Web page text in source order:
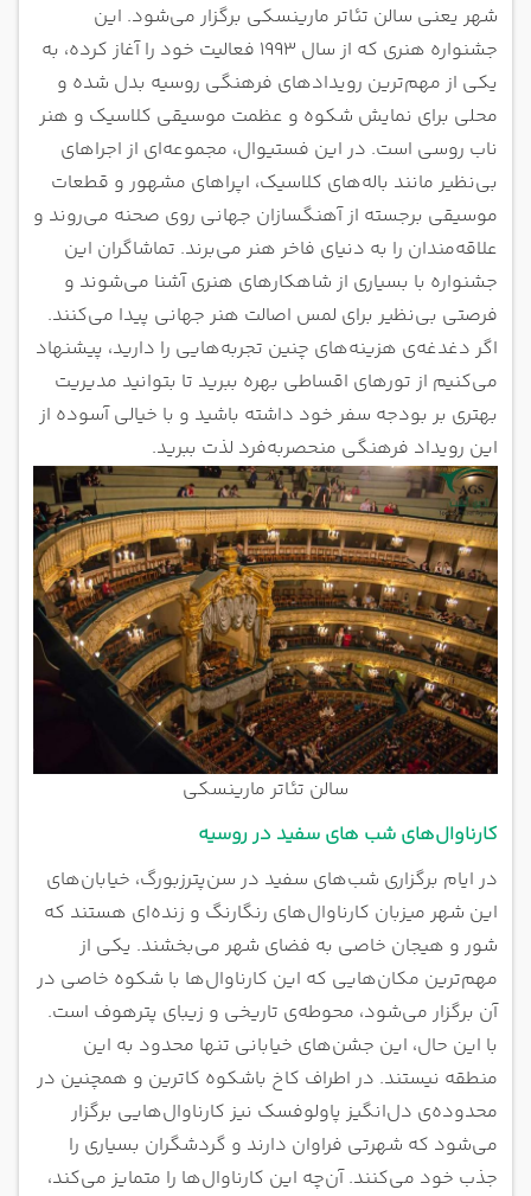
شهر یعنی سالن تئاتر مارینسکی برگزار می‌شود. این
جشنواره هنری که از سال ۱۹۹۳ فعالیت خود را آغاز کرده، به
یکی از مهم‌ترین رویدادهای فرهنگی روسیه بدل شده و
محلی برای نمایش شکوه و عظمت موسیقی کلاسیک و هنر
ناب روسی است. در این فستیوال، مجموعه‌ای از اجراهای
بی‌نظیر مانند باله‌های کلاسیک، اپراهای مشهور و قطعات
موسیقی برجسته از آهنگسازان جهانی روی صحنه می‌روند و
علاقه‌مندان را به دنیای فاخر هنر می‌برند. تماشاگران این
جشنواره با بسیاری از شاهکارهای هنری آشنا می‌شوند و
فرصتی بی‌نظیر برای لمس اصالت هنر جهانی پیدا می‌کنند.
اگر دغدغه‌ی هزینه‌های چنین تجربه‌هایی را دارید، پیشنهاد
می‌کنیم از تورهای اقساطی بهره ببرید تا بتوانید مدیریت
بهتری بر بودجه سفر خود داشته باشید و با خیالی آسوده از
این رویداد فرهنگی منحصربه‌فرد لذت ببرید.
سالن تئاتر مارینسکی
کارناوال‌های شب های سفید در روسیه
در ایام برگزاری شب‌های سفید در سن‌پترزبورگ، خیابان‌های
این شهر میزبان کارناوال‌های رنگارنگ و زنده‌ای هستند که
شور و هیجان خاصی به فضای شهر می‌بخشند. یکی از
مهم‌ترین مکان‌هایی که این کارناوال‌ها با شکوه خاصی در
آن برگزار می‌شود، محوطه‌ی تاریخی و زیبای پترهوف است.
با این حال، این جشن‌های خیابانی تنها محدود به این
منطقه نیستند. در اطراف کاخ باشکوه کاترین و همچنین در
محدوده‌ی دل‌انگیز پاولوفسک نیز کارناوال‌هایی برگزار
می‌شود که شهرتی فراوان دارند و گردشگران بسیاری را
جذب خود می‌کنند. آن‌چه این کارناوال‌ها را متمایز می‌کند،